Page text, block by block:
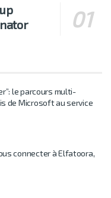
le parcours multi-
de Microsoft au service
connecter à Elfatoora,